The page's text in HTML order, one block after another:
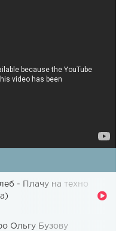
- Плачу на техно
Ольгу Бузову